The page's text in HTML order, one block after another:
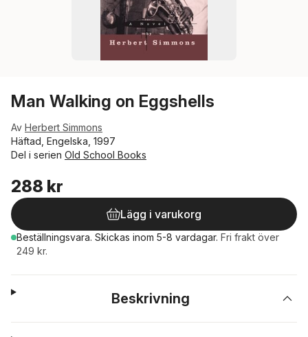
Man Walking on Eggshells
Av Herbert Simmons
Häftad, Engelska, 1997
Del i serien Old School Books
288 kr
Lägg i varukorg
Beställningsvara. Skickas inom 5-8 vardagar. Fri frakt över
249 kr.
Beskrivning